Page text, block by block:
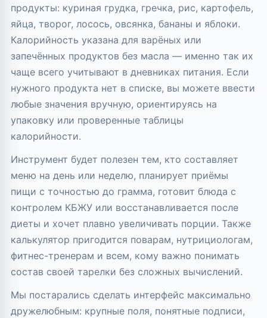
продукты: куриная грудка, гречка, рис, картофель,
яйца, творог, лосось, овсянка, бананы и яблоки.
Калорийность указана для варёных или
запечённых продуктов без масла — именно так их
чаще всего учитывают в дневниках питания. Если
нужного продукта нет в списке, вы можете ввести
любые значения вручную, ориентируясь на
упаковку или проверенные таблицы
калорийности.
Инструмент будет полезен тем, кто составляет
меню на день или неделю, планирует приёмы
пищи с точностью до грамма, готовит блюда с
контролем КБЖУ или восстанавливается после
диеты и хочет плавно увеличивать порции. Также
калькулятор пригодится поварам, нутрициологам,
фитнес-тренерам и всем, кому важно понимать
состав своей тарелки без сложных вычислений.
Мы постарались сделать интерфейс максимально
дружелюбным: крупные поля, понятные подписи,